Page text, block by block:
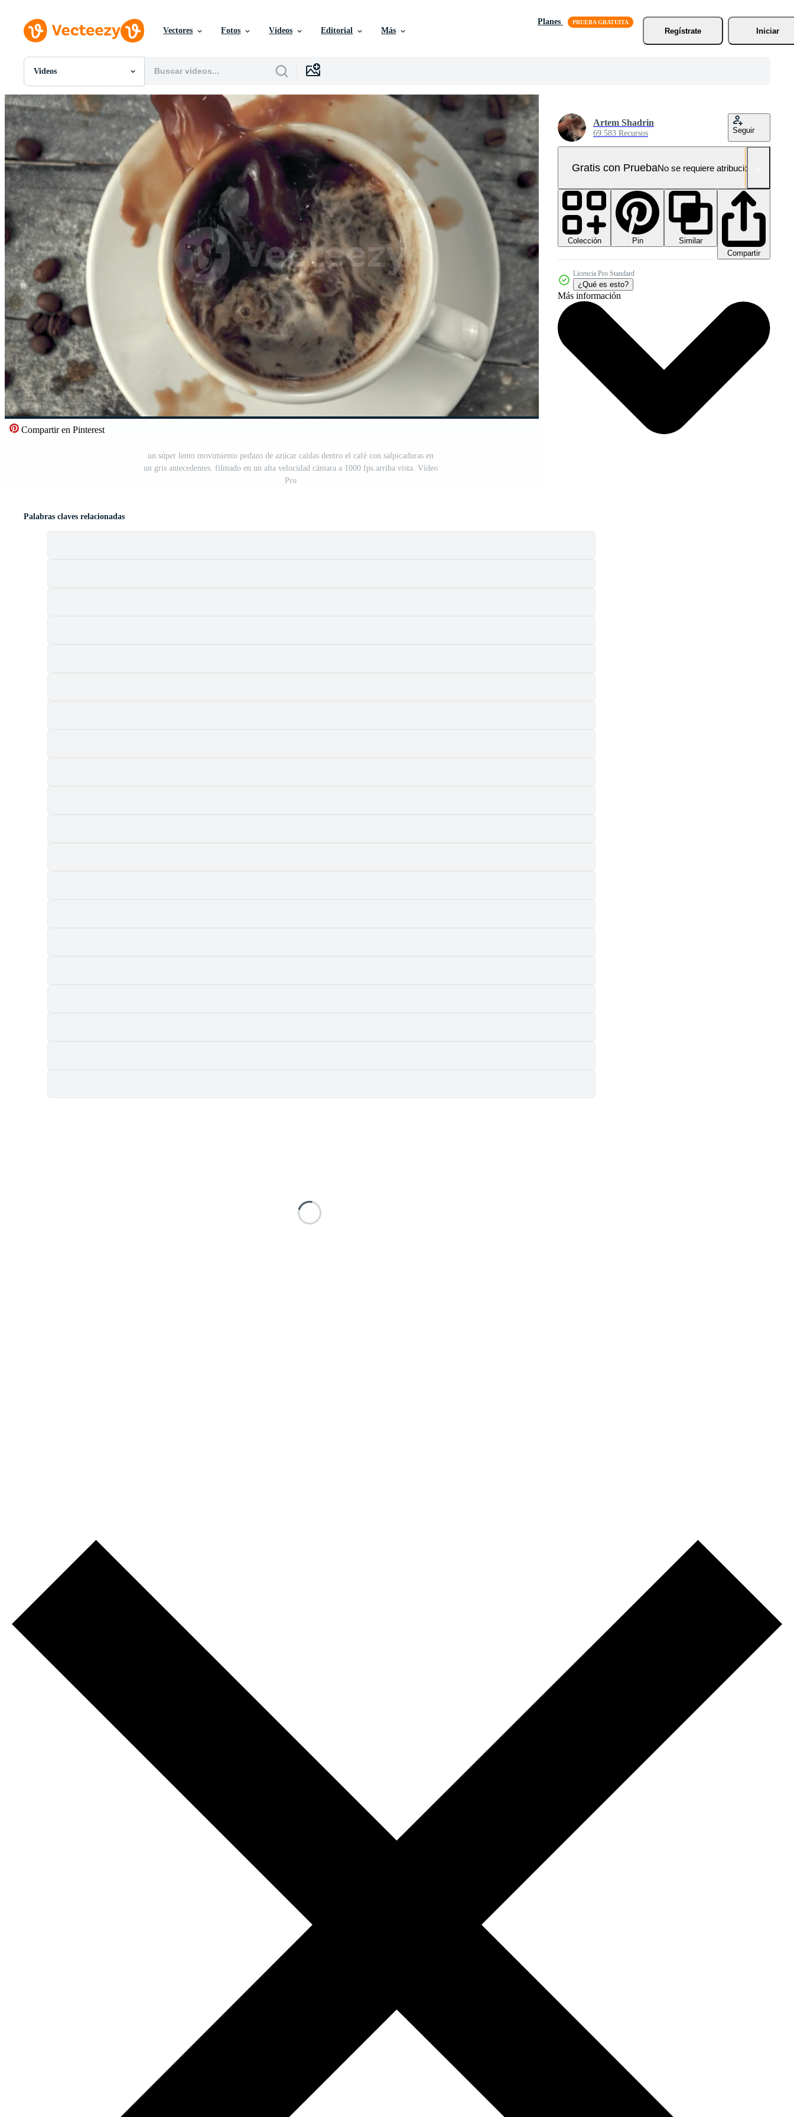
Vectores Fotos Vídeos Editorial Más
Planes
Regístrate
Iniciar
Videos
Todas Imágenes
Fotos
PNGs
Plantillas
Vectores
Videos
Gráficos en Movimiento
Imágenes Editoriales
Eventos Editoriales
Compartir en Pinterest
un súper lento movimiento pedazo de azúcar caídas dentro el café con salpicaduras en
un gris antecedentes. filmado en un alta velocidad cámara a 1000 fps.arriba vista. Vídeo
Pro
Artem Shadrin
69.583 Recursos Seguir
Gratis con PruebaNo se requiere atribución!
Colección Pin
Similar
Compartir
Licencia Pro Standard
¿Qué es esto?
Más información
Palabras claves relacionadas